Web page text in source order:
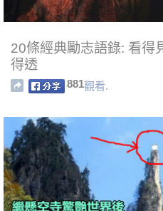
20條經典勵志語錄: 看得
得透
881觀看.